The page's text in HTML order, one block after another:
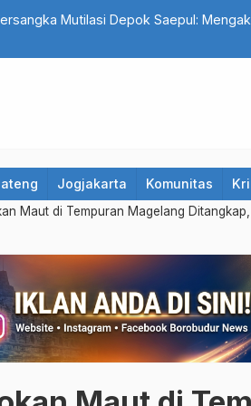
yang Terseret Polemik Komentar
Jogjakarta Komunitas
Maut di Tempuran Magelang